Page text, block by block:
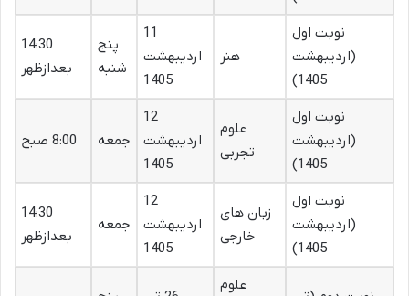
نوبت اول
(اردیبهشت
1405)
هنر
11
اردیبهشت
1405
پنج
شنبه
14:30
بعدازظهر
نوبت اول
(اردیبهشت
1405)
علوم
تجربی
12
اردیبهشت
1405
جمعه 8:00 صبح
نوبت اول
(اردیبهشت
1405)
زبان های
خارجی
12
اردیبهشت
1405
جمعه
14:30
بعدازظهر
علوم